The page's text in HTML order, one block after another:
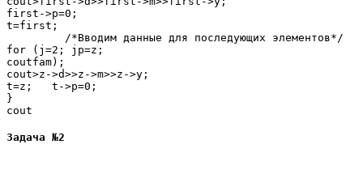
first->p=0;
t=first;
         /*Вводим данные для последующих элементов*/
for (j=2; jp=z;
coutfam);
cout>z->d>>z->m>>z->y;
t=z;   t->p=0;
}
Задача №2